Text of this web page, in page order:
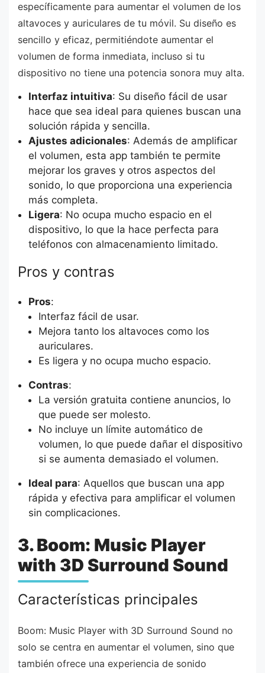
específicamente para aumentar el volumen de los
altavoces y auriculares de tu móvil. Su diseño es
sencillo y eficaz, permitiéndote aumentar el
volumen de forma inmediata, incluso si tu
dispositivo no tiene una potencia sonora muy alta.
Interfaz intuitiva: Su diseño fácil de usar
hace que sea ideal para quienes buscan una
solución rápida y sencilla.
Ajustes adicionales: Además de amplificar
el volumen, esta app también te permite
mejorar los graves y otros aspectos del
sonido, lo que proporciona una experiencia
más completa.
Ligera: No ocupa mucho espacio en el
dispositivo, lo que la hace perfecta para
teléfonos con almacenamiento limitado.
Pros y contras
Pros:
Interfaz fácil de usar.
Mejora tanto los altavoces como los
auriculares.
Es ligera y no ocupa mucho espacio.
Contras:
La versión gratuita contiene anuncios, lo
que puede ser molesto.
No incluye un límite automático de
volumen, lo que puede dañar el dispositivo
si se aumenta demasiado el volumen.
Ideal para: Aquellos que buscan una app
rápida y efectiva para amplificar el volumen
sin complicaciones.
3. Boom: Music Player
with 3D Surround Sound
Características principales
Boom: Music Player with 3D Surround Sound no
solo se centra en aumentar el volumen, sino que
también ofrece una experiencia de sonido